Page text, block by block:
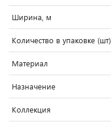
Ширина, м
Количество в упаковке (шт)
Материал
Назначение
Коллекция